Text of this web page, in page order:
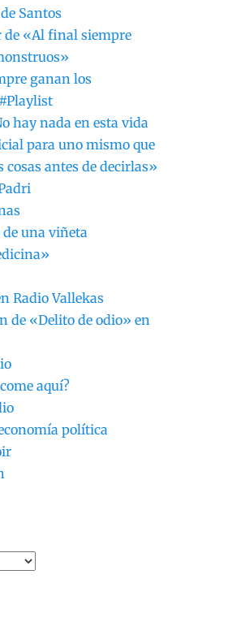
Santos
«Al final siempre
ganan los
hay nada en esta vida
para uno mismo que
cosas antes de decirlas»
de una viñeta
Radio Vallekas
de «Delito de odio» en
aquí?
política